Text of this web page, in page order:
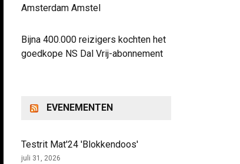
Amsterdam Amstel
Bijna 400.000 reizigers kochten het
goedkope NS Dal Vrij-abonnement
EVENEMENTEN
Testrit Mat'24 'Blokkendoos'
juli 31, 2026